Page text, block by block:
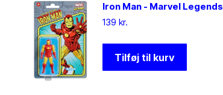
Iron Man - Marvel Legends
139 kr.
Tilføj til kurv